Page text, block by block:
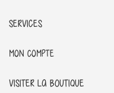
SERVICES
MON COMPTE
VISITER LA BOUTIQUE